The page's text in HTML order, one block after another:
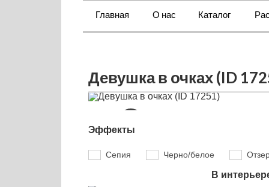
Главная О нас Каталог
Девушка в очках (ID
Эффекты
Сепия Черно/белое
В